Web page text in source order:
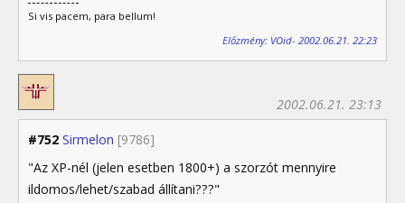
Si vis pacem, para bellum!
Előzmény: VOid- 2002.06.21. 22:23
#752 Sirmelon [9786]
2002.06.21. 23:13
"Az XP-nél (jelen esetben 1800+) a szorzót mennyire
ildomos/lehet/szabad állítani???"